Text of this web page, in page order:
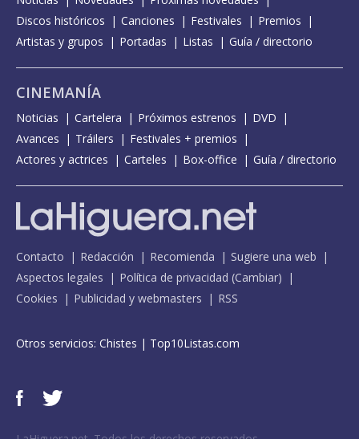
Discos históricos
Canciones Festivales
Premios
Artistas y grupos
Portadas Listas Guía / directorio
CINEMANÍA
Noticias Cartelera Próximos estrenos
DVD
Avances
Tráilers
Festivales + premios
Actores y actrices
Carteles Box-office Guía / directorio
Contacto Redacción Recomienda
Sugiere una web
Aspectos legales
Política de privacidad (Cambiar)
Cookies
Publicidad y webmasters RSS
Otros servicios: Chistes | Top10Listas.com